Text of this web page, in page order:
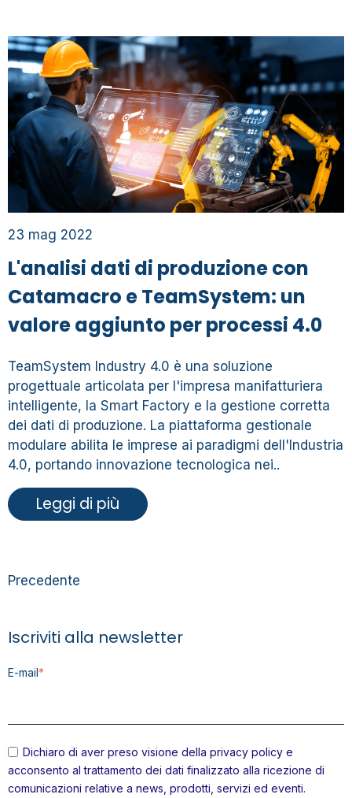
23 mag 2022
L'analisi dati di produzione con
Catamacro e TeamSystem: un
valore aggiunto per processi 4.0
TeamSystem Industry 4.0 è una soluzione
progettuale articolata per l'impresa manifatturiera
intelligente, la Smart Factory e la gestione corretta
dei dati di produzione. La piattaforma gestionale
modulare abilita le imprese ai paradigmi dell'Industria
4.0, portando innovazione tecnologica nei..
Leggi di più
Precedente
Iscriviti alla newsletter
E-mail*
Dichiaro di aver preso visione della privacy policye
acconsento al trattamento dei dati finalizzato alla ricezione di
comunicazioni relative a news, prodotti, servizi ed eventi.